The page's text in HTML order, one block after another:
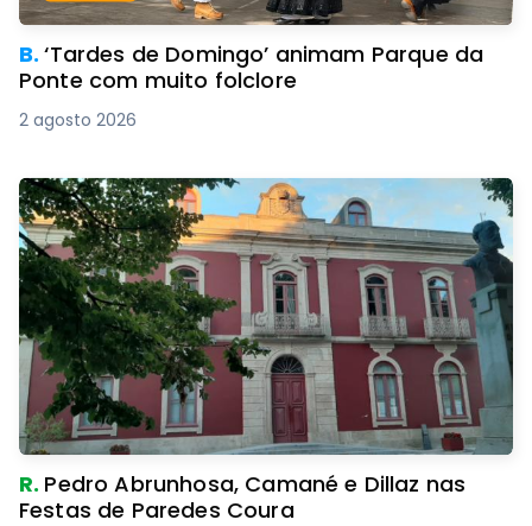
B.‘Tardes de Domingo’ animam Parque da
Ponte com muito folclore
2 agosto 2026
R. Pedro Abrunhosa, Camané e Dillaz nas
Festas de Paredes Coura